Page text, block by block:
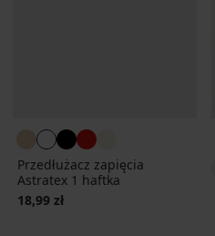
Przedłużacz zapięcia
Astratex 1 haftka
18,99 zł